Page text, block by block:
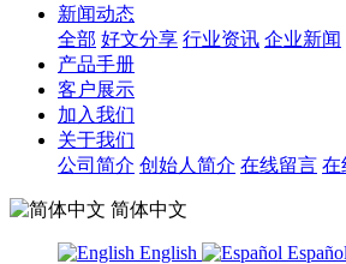
新闻动态
全部 好文分享 行业资讯 企业新闻
产品手册
客户展示
加入我们
关于我们
公司简介 创始人简介 在线留言 在
简体中文
English Español